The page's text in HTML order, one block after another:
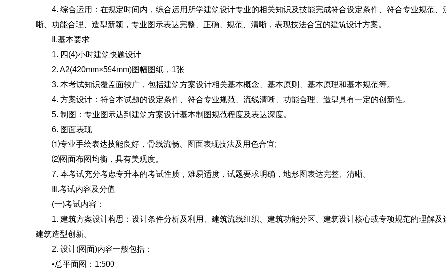
4. 综合运用：在规定时间内，综合运用所学建筑设计专业的相关知识及技能完成符合设定条件、符合专业规范、
晰、功能合理、造型新颖，专业图示表达完整、正确、规范、清晰，表现技法合宜的建筑设计方案。
Ⅱ.基本要求
1. 四(4)小时建筑快题设计
2. A2(420mm×594mm)图幅图纸，1张
3. 本考试知识覆盖面较广，包括建筑方案设计相关基本概念、基本原则、基本原理和基本规范等。
4. 方案设计：符合本试题的设定条件、符合专业规范、流线清晰、功能合理、造型具有一定的创新性。
5. 制图：专业图示达到建筑方案设计基本制图规范程度及表达深度。
6. 图面表现
⑴专业手绘表达技能良好，骨线流畅、图面表现技法及用色合宜;
⑵图面布图均衡，具有美观度。
7. 本考试充分考虑专升本的考试性质，难易适度，试题要求明确，地形图表达完整、清晰。
Ⅲ.考试内容及分值
(一)考试内容：
1. 建筑方案设计构思：设计条件分析及利用、建筑流线组织、建筑功能分区、建筑设计核心或专项规范的理解及
建筑造型创新。
2. 设计(图面)内容一般包括：
•总平面图：1:500